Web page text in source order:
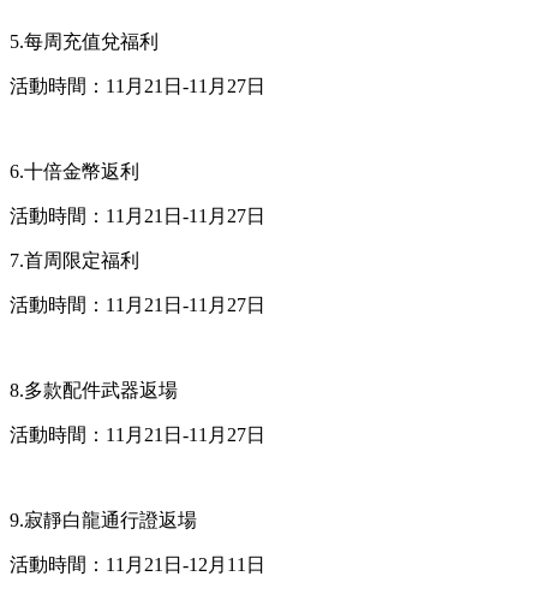
5.每周充值兌福利
活動時間：11月21日-11月27日
6.十倍金幣返利
活動時間：11月21日-11月27日
7.首周限定福利
活動時間：11月21日-11月27日
8.多款配件武器返場
活動時間：11月21日-11月27日
9.寂靜白龍通行證返場
活動時間：11月21日-12月11日